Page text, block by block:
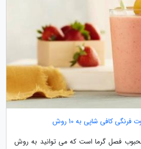
کافی شاپی به 10 روش
فصل گرما است که می توانید به روش